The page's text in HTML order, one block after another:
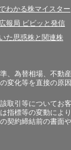
わかる株マイスター
報局 ビビッと発信
た思惑株と関連株
、為替相場、不
変化等を直接の原
取引等についてお
指標等の変動に
契約締結前の書面